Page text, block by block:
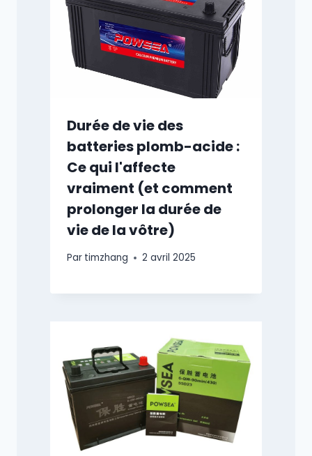
Durée de vie des
batteries plomb-acide :
Ce qui l'affecte
vraiment (et comment
prolonger la durée de
vie de la vôtre)
Par timzhang 2 avril 2025